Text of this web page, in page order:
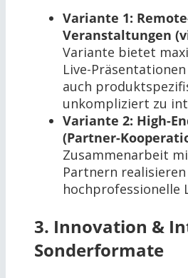
Variante 1:
Veranstaltungen
Variante bietet
Live-
auch
unkompliziert zu
Variante 2: High-
(Partner-
Zusammenarbeit
Partnern
hochprofessionelle
3. Innovation &
Sonderformate